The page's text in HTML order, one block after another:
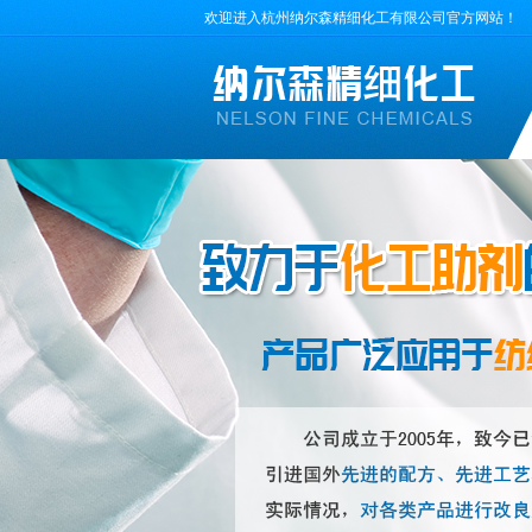
欢迎进入杭州纳尔森精细化工有限公司官方网站！